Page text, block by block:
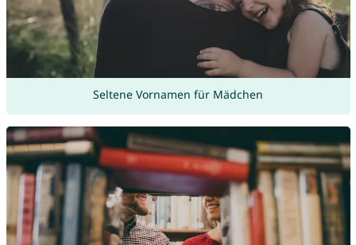
Seltene Vornamen für Mädchen